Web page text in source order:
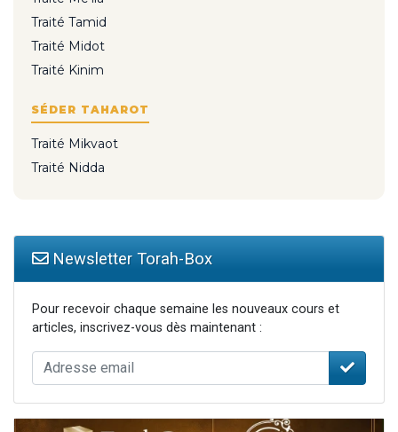
Traité Tamid
Traité Midot
Traité Kinim
SÉDER TAHAROT
Traité Mikvaot
Traité Nidda
Newsletter Torah-Box
Pour recevoir chaque semaine les nouveaux cours et
articles, inscrivez-vous dès maintenant :